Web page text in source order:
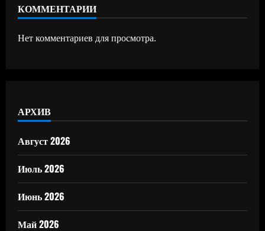
КОММЕНТАРИИ
Нет комментариев для просмотра.
АРХИВ
Август 2026
Июль 2026
Июнь 2026
Май 2026